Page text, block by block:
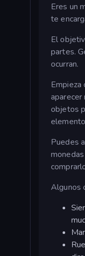
Eres un
te
El
partes.
ocurran.
Empieza
objetos
Puedes
Algunos